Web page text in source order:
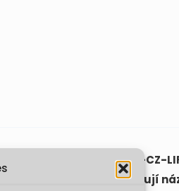
Czech LIFE (LIFE21-CAP-
těchto stránkách vyjadřují